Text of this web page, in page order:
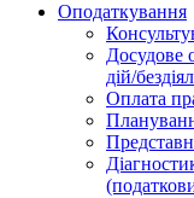
Оподаткування
Досудове
дій/
Оплата